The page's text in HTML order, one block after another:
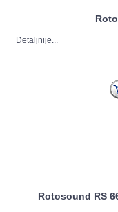
Detaljnije...
Rotosound RS